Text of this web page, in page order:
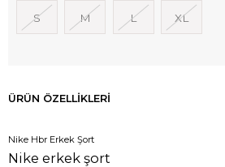
S M L XL
ÜRÜN ÖZELLIKLERI
Nike Hbr Erkek Şort
Nike erkek şort